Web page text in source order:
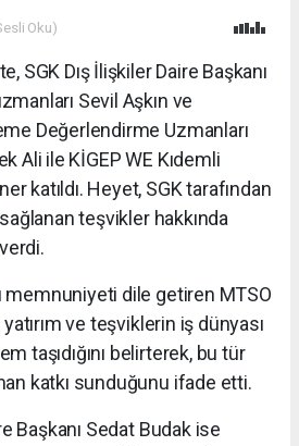
Oku)
SGK Dış İlişkiler Daire Başkanı
Sevil Aşkın ve
Değerlendirme Uzmanları
Ali ile KİGEP WE Kıdemli
katıldı. Heyet, SGK tarafından
teşvikler hakkında
dile getiren MTSO
ve teşviklerin iş dünyası
taşıdığını belirterek, bu tür
katkı sunduğunu ifade etti.
Başkanı Sedat Budak ise